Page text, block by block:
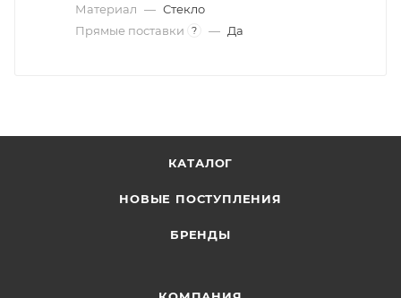
Материал — Стекло
Прямые поставки
? — Да
КАТАЛОГ
НОВЫЕ ПОСТУПЛЕНИЯ
БРЕНДЫ